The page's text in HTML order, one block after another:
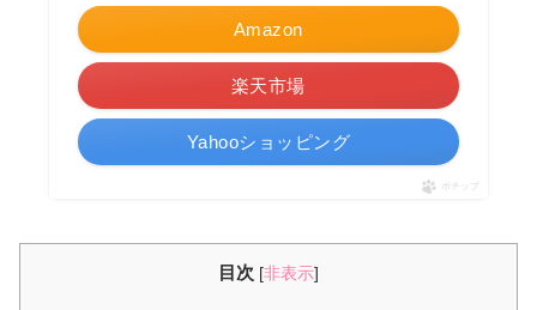
Amazon
楽天市場
Yahooショッピング
ポチップ
目次 [非表示]